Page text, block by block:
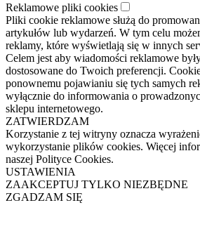
Reklamowe pliki cookies
Pliki cookie reklamowe służą do
artykułów lub wydarzeń. W tym celu
reklamy, które wyświetlają się w innych
Celem jest aby wiadomości reklamowe
dostosowane do Twoich preferencji.
ponownemu pojawianiu się tych samych
wyłącznie do informowania o
sklepu internetowego.
ZATWIERDZAM
Korzystanie z tej witryny oznacza
wykorzystanie plików cookies. Więcej
naszej Polityce Cookies.
USTAWIENIA
ZAAKCEPTUJ TYLKO NIEZBĘDNE
ZGADZAM SIĘ